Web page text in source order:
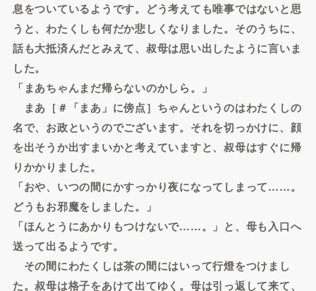
息をついているようです。どう考えても唯事ではないと思
うと、わたくしも何だか悲しくなりました。そのうちに、
話も大抵済んだとみえて、叔母は思い出したように言いま
した。
「まあちゃんまだ帰らないのかしら。」
まあ［＃「まあ」に傍点］ちゃんというのはわたくしの
名で、お政というのでございます。それを切っかけに、顔
を出そうか出すまいかと考えていますと、叔母はすぐに帰
りかかりました。
「おや、いつの間にかすっかり夜になってしまって……。
どうもお邪魔をしました。」
「ほんとうにあかりもつけないで……。」と、母も入口へ
送って出るようです。
その間にわたくしは茶の間にはいって行燈をつけまし
た。叔母は格子をあけて出てゆく。母は引っ返して来て、